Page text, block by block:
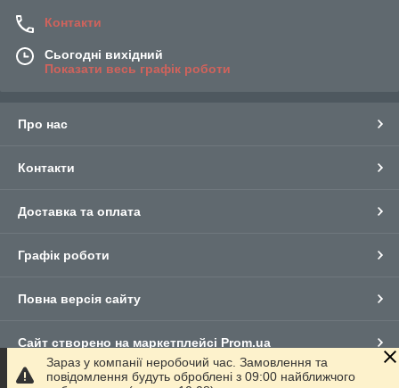
Контакти
Сьогодні вихідний
Показати весь графік роботи
Про нас
Контакти
Доставка та оплата
Графік роботи
Повна версія сайту
Сайт створено на маркетплейсі Prom.ua
Зараз у компанії неробочий час. Замовлення та
повідомлення будуть оброблені з 09:00 найближчого